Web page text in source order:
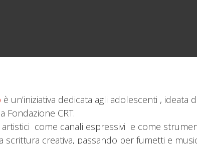
è un’iniziativa dedicata agli adolescenti , ideata
Fondazione CRT.
come canali espressivi e come
scrittura creativa, passando per fumetti e